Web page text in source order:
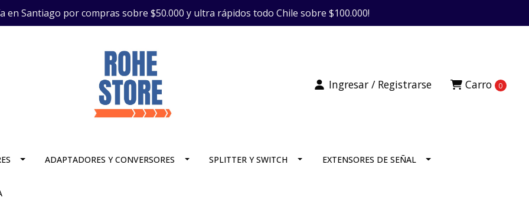
en Santiago por compras sobre $50.000 y ultra rápidos todo Chile sobre $100.000!
Carro 0
Ingresar / Registrarse
ADAPTADORES Y CONVERSORES SPLITTER Y SWITCH EXTENSORES DE SEÑAL